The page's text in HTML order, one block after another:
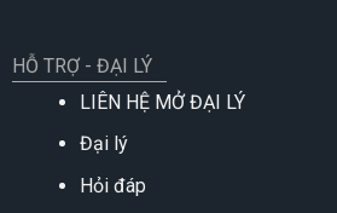
HỖ TRỢ - ĐẠI LÝ
LIÊN HỆ MỞ ĐẠI LÝ
Đại lý
Hỏi đáp